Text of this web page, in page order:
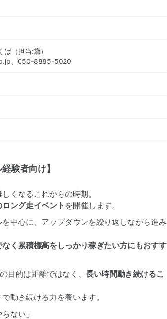
ば（担当:黛）
、050-8885-5020
験者向け】
くなるこれからの時期。
ロング走イベント を開催します。
中心に、アップダウンを繰り返しながら進み
く累積標高をしっかり稼ぎたい方にもおすす
目的は距離ではなく、 長い時間動き続けるこ
動き続ける力を養います。
ない」